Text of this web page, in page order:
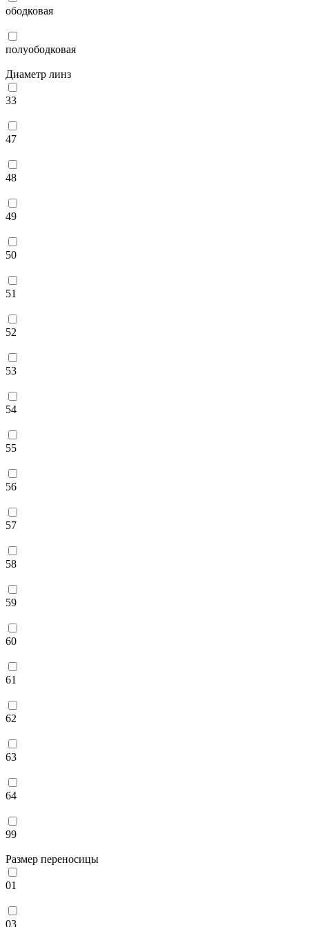
ободковая
полуободковая
Диаметр линз
33
47
48
49
50
51
52
53
54
55
56
57
58
59
60
61
62
63
64
99
Размер переносицы
01
03